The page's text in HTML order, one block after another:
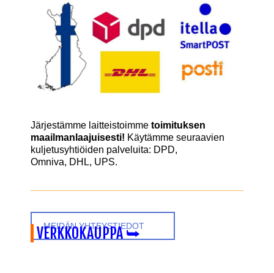
Järjestämme laitteistoimme toimituksen
maailmanlaajuisesti! Käytämme seuraavien
kuljetusyhtiöiden palveluita: DPD,
Omniva, DHL, UPS.
MEIDÄN YHTEYSTIEDOT
VERKKOKAUPPA ⮩